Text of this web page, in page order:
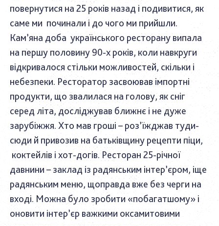
повернутися на 25 років назад і подивитися, як
саме ми починали і до чого ми прийшли.
Кам’яна доба українського ресторану випала
на першу половину 90-х років, коли навкруги
відкривалося стільки можливостей, скільки і
небезпеки. Ресторатор засвоював імпортні
продукти, що звалилася на голову, як сніг
серед літа, досліджував ближнє і не дуже
зарубіжжя. Хто мав гроші – роз’їжджав туди-
сюди й привозив на батьківщину рецепти піци,
коктейлів і хот-догів. Ресторан 25-річної
давнини – заклад із радянським інтер’єром, іще
радянським меню, щоправда вже без черги на
вході. Можна було зробити «побагатшому» і
оновити інтер’єр важкими оксамитовими